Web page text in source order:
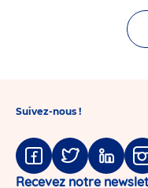
Suivez-nous !
Facebook
TwitterLinkedin
Recevez notre